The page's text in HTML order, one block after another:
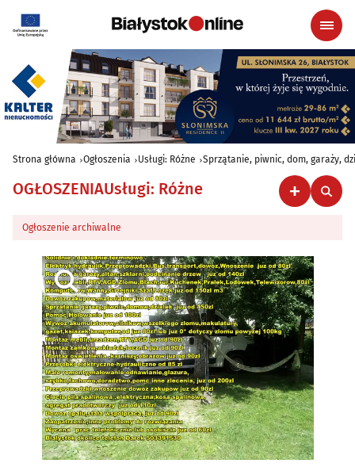
Strona główna Ogłoszenia Usługi: Różne Sprzątanie, piwnic, dom, garaży,
OGŁOSZENIAUsługi: Różne
Ogłoszenie archiwalne